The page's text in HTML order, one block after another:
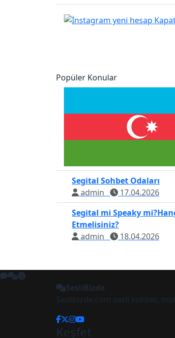
Popüler Konular
Segital Sohbet Odaları
admin
17.04.2026
Segital mi Speaky
Etmelisiniz?
admin
18.04.2026
SesliBizde
Seslibizde.com sesli sohbet,
Keşfet